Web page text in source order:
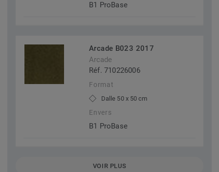
B1 ProBase
Arcade B023 2017
Arcade
Réf. 710226006
Format
Dalle 50 x 50 cm
Envers
B1 ProBase
VOIR PLUS